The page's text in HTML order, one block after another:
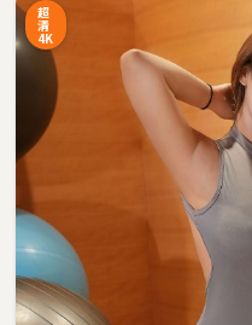
超
清
4K